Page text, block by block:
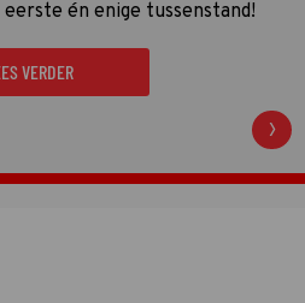
eerste én enige tussenstand!
VERDER